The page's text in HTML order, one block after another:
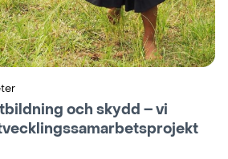
och skydd – vi